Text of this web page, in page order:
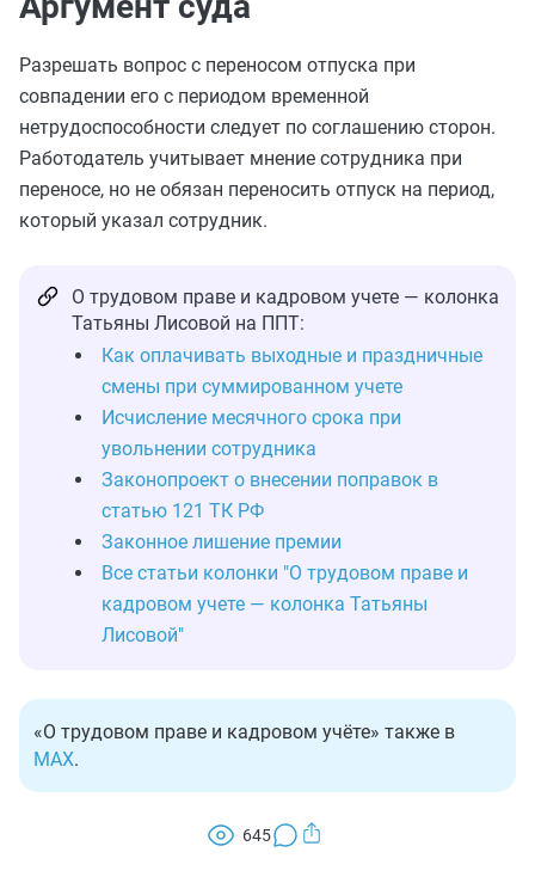
Разрешать вопрос с переносом отпуска при
совпадении его с периодом временной
нетрудоспособности следует по соглашению сторон.
Работодатель учитывает мнение сотрудника при
переносе, но не обязан переносить отпуск на период,
который указал сотрудник.
О трудовом праве и кадровом учете — колонка
Татьяны Лисовой на ППТ:
Как оплачивать выходные и праздничные
смены при суммированном учете
Исчисление месячного срока при
увольнении сотрудника
Законопроект о внесении поправок в
статью 121 ТК РФ
Законное лишение премии
Все статьи колонки "О трудовом праве и
кадровом учете — колонка Татьяны
Лисовой"
«О трудовом праве и кадровом учёте» также в
MAX.
645